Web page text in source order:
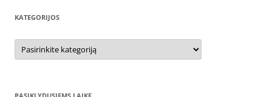
KATEGORIJOS
Kategorijos